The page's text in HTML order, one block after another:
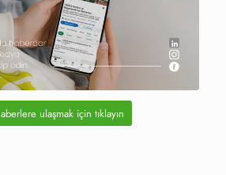
ulaşmak için tıklayın